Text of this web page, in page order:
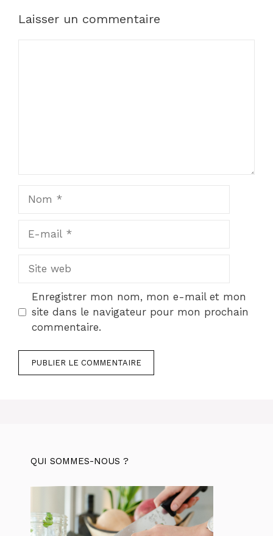
Laisser un commentaire
mail
web
Enregistrer mon nom, mon e-mail et mon
site dans le navigateur pour mon prochain
commentaire.
QUI SOMMES-NOUS ?